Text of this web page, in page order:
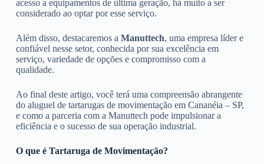
acesso a equipamentos de última geração, há muito a ser
considerado ao optar por esse serviço.
Além disso, destacaremos a Manuttech, uma empresa líder e
confiável nesse setor, conhecida por sua excelência em
serviço, variedade de opções e compromisso com a
qualidade.
Ao final deste artigo, você terá uma compreensão abrangente
do aluguel de tartarugas de movimentação em Cananéia – SP,
e como a parceria com a Manuttech pode impulsionar a
eficiência e o sucesso de sua operação industrial.
O que é Tartaruga de Movimentação?